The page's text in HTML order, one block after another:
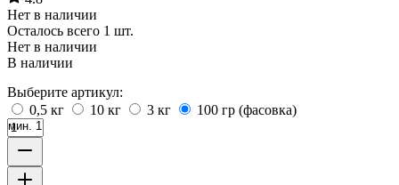
Нет в наличии
Осталось всего 1 шт.
Нет в наличии
В наличии
Выберите артикул:
0,5 кг
10 кг 3 кг 100 гр (фасовка)
мин. 1